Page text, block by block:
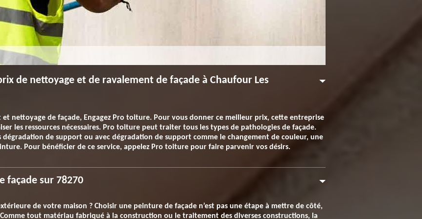
de nettoyage et de ravalement de façade à Chaufour Les
nettoyage de façade, Engagez Pro toiture. Pour vous donner ce meilleur prix, cette entreprise
les ressources nécessaires. Pro toiture peut traiter tous les types de pathologies de façade.
dégradation de support ou avec dégradation de support comme le changement de couleur, une
Pour bénéficier de ce service, appelez Pro toiture pour faire parvenir vos désirs.
façade sur 78270
de votre maison ? Choisir une peinture de façade n’est pas une étape à mettre de côté,
tout matériau fabriqué à la construction ou le traitement des diverses constructions, la